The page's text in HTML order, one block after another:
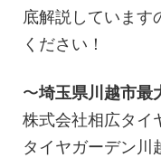
底解説しています
ください！
〜埼玉県川越市最
株式会社相広タイ
タイヤガーデン川